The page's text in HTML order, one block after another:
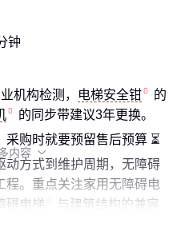
钟
机构检测， 电梯安全钳
的
的同步带建议3年更换。
购时就要预留售后预算 ⏳
动方式到维护周期，无障碍
程。重点关注家用无障碍电
碍电梯
与建筑结构的兼容
内容 